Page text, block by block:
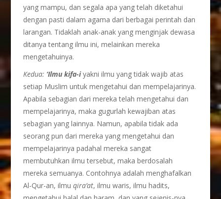
yang mampu, dan segala apa yang telah diketahui
dengan pasti dalam agama dari berbagai perintah dan
larangan. Tidaklah anak-anak yang menginjak dewasa
ditanya tentang ilmu ini, melainkan mereka
mengetahuinya.
Kedua: ‘Ilmu kifa-iyakni ilmu yang tidak wajib atas
setiap Muslim untuk mengetahui dan mempelajarinya.
Apabila sebagian dari mereka telah mengetahui dan
mempelajarinya, maka gugurlah kewajiban atas
sebagian yang lainnya. Namun, apabila tidak ada
seorang pun dari mereka yang mengetahui dan
mempelajarinya padahal mereka sangat
membutuhkan ilmu tersebut, maka berdosalah
mereka semuanya. Contohnya adalah menghafalkan
Al-Qur-an, ilmuqira’at, ilmu waris, ilmu hadits,